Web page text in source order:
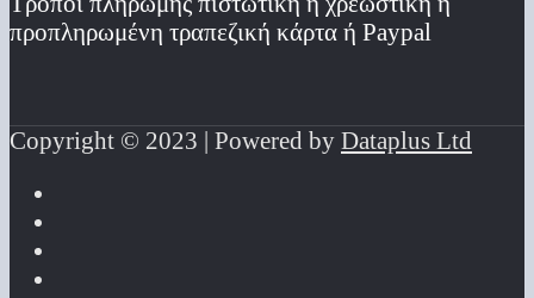
προπληρωμένη τραπεζική κάρτα ή Paypal
Copyright © 2023 | Powered by Dataplus Ltd